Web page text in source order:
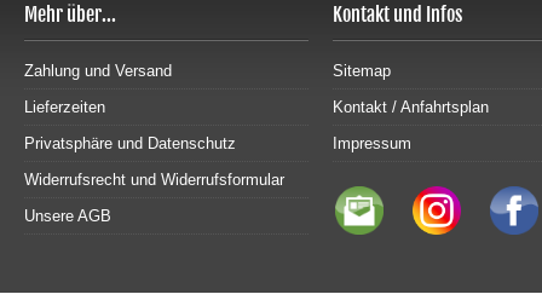
Mehr über...
Zahlung und Versand
Lieferzeiten
Privatsphäre und Datenschutz
Widerrufsrecht und Widerrufsformular
Unsere AGB
Kontakt und Infos
Sitemap
Kontakt / Anfahrtsplan
Impressum